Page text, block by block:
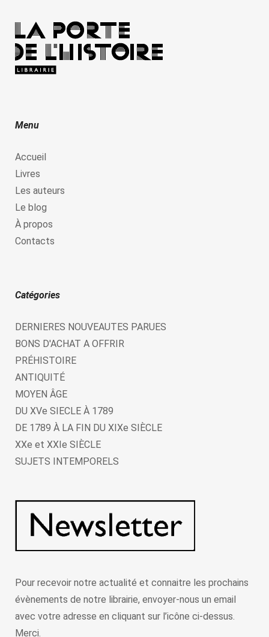
Menu
Accueil
Livres
Les auteurs
Le blog
À propos
Contacts
Catégories
DERNIERES NOUVEAUTES PARUES
BONS D'ACHAT A OFFRIR
PRÉHISTOIRE
ANTIQUITÉ
MOYEN ÂGE
DU XVe SIECLE À 1789
DE 1789 À LA FIN DU XIXe SIÈCLE
XXe et XXIe SIÈCLE
SUJETS INTEMPORELS
Pour recevoir notre actualité et connaitre les prochains
évènements de notre librairie, envoyer-nous un email
avec votre adresse en cliquant sur l’icône ci-dessus.
Merci.